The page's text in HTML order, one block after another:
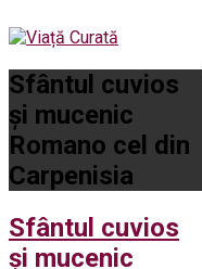
Sfântul cuvios
și mucenic
Romano cel din
Carpenisia
Sfântul cuvios
și mucenic